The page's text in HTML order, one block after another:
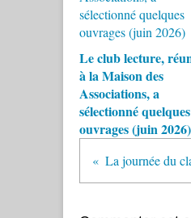
Le club lecture,
à la Maison des
Associations, a
sélectionné quelques
ouvrages (juin 2026)
La journée du